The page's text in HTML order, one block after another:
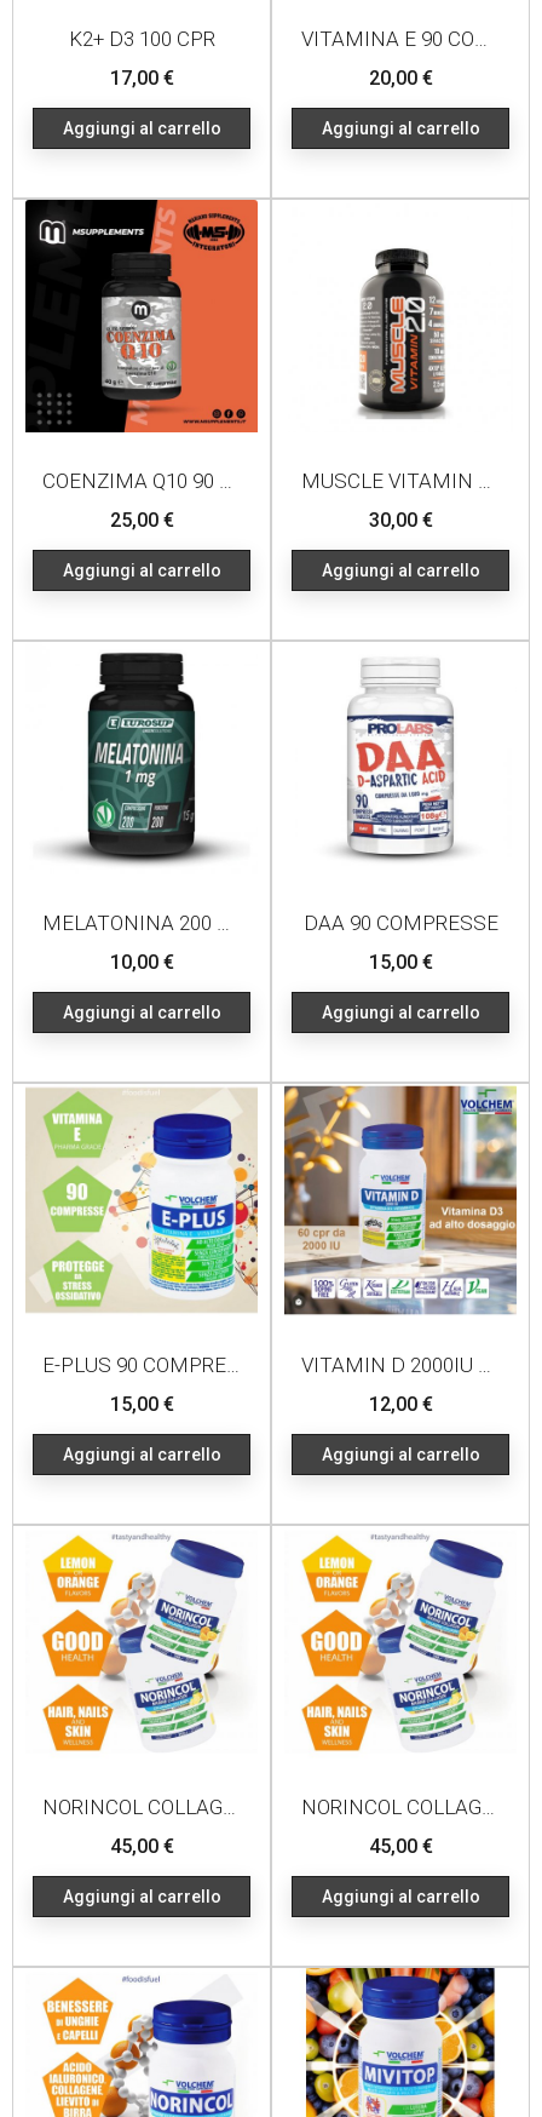
K2+ D3 100 CPR
Prezzo
17,00 €
Aggiungi al carrello
VITAMINA E 90 COMPRESSE
Prezzo
20,00 €
Aggiungi al carrello
COENZIMA Q10 90 COMPRESSE
Prezzo
25,00 €
Aggiungi al carrello
MUSCLE VITAMIN 2.0 120 CPR
Prezzo
30,00 €
Aggiungi al carrello
MELATONINA 200 COMPRESSINE
Prezzo
10,00 €
Aggiungi al carrello
DAA 90 COMPRESSE
Prezzo
15,00 €
Aggiungi al carrello
E-PLUS 90 COMPRESSE
Prezzo
15,00 €
Aggiungi al carrello
VITAMIN D 2000IU 60 COMPRESSE
Prezzo
12,00 €
Aggiungi al carrello
NORINCOL COLLAGEN MARINE 300G LIMONE
Prezzo
45,00 €
Aggiungi al carrello
NORINCOL COLLAGEN MARINE 300G ARANCIA
Prezzo
45,00 €
Aggiungi al carrello